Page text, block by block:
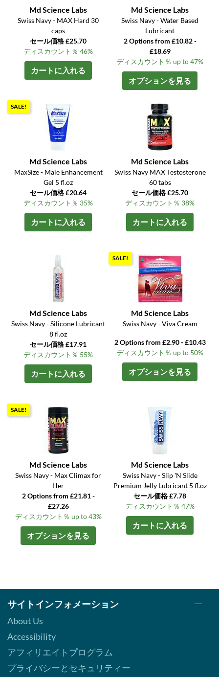
Md Science Labs
Swiss Navy - MAX Hard 30
caps
セール価格 £25.70
ディスカウント％ 46%
カートに入れる
Md Science Labs
Swiss Navy - Water Based
Lubricant
2 Options from £10.82 -
£18.69
ディスカウント％ up to 47%
オプションを見る
SALE!
Md Science Labs
MaxSize - Male Enhancement
Gel 5 fl.oz
セール価格 £20.64
ディスカウント％ 35%
カートに入れる
Md Science Labs
Swiss Navy MAX Testosterone
60 tabs
セール価格 £25.70
ディスカウント％ 38%
カートに入れる
Md Science Labs
Swiss Navy - Silicone Lubricant
8 fl.oz
セール価格 £17.91
ディスカウント％ 55%
カートに入れる
SALE!
Md Science Labs
Swiss Navy - Viva Cream
2 Options from £2.90 - £10.43
ディスカウント％ up to 50%
オプションを見る
SALE!
Md Science Labs
Swiss Navy - Max Climax for
Her
2 Options from £21.81 -
£27.26
ディスカウント％ up to 43%
オプションを見る
Md Science Labs
Swiss Navy - Slip 'N Slide
Premium Jelly Lubricant 5 fl.oz
セール価格 £7.78
ディスカウント％ 47%
カートに入れる
サイトインフォメーション
About Us
Accessibility
アフィリエイトプログラム
プライバシーとセキュリティー